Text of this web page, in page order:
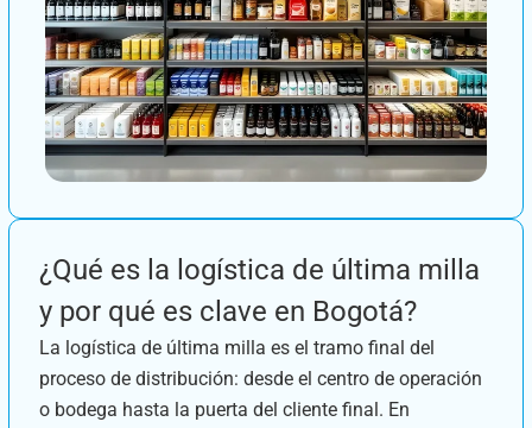
¿Qué es la logística de última milla
y por qué es clave en Bogotá?
La logística de última milla es el tramo final del
proceso de distribución: desde el centro de operación
o bodega hasta la puerta del cliente final. En